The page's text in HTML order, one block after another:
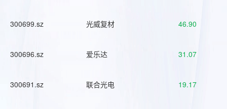
300699.sz 光威复材 46.90
300696.sz 爱乐达 31.07
300691.sz 联合光电 19.17